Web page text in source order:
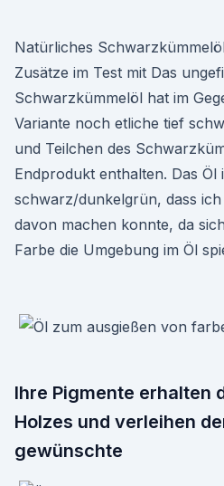
Natürliches
Zusätze im Test mit Das
Schwarzkümmelöl hat im
Variante noch etliche tief
und Teilchen des
Endprodukt enthalten. Das Öl
schwarz/dunkelgrün, dass
davon machen konnte, da
Farbe die Umgebung im Öl
Ihre Pigmente erhalten
Holzes und verleihen
gewünschte